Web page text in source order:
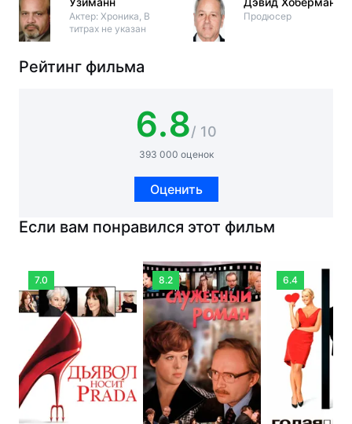
Актер: Хроника, В
титрах не указан
Продюсер
Рейтинг фильма
6.8/ 10
393 000 оценок
Оценить
Если вам понравился этот фильм
7.0 8.2 6.4